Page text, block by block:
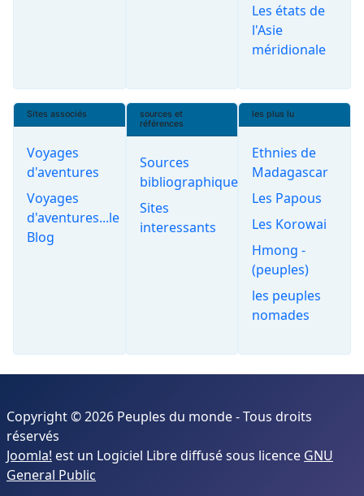
Les états de
l'Asie
méridionale
Sites associés
Voyages
d'aventures
Voyages
d'aventures...le
Blog
sources et
références
Sources
bibliographiques
Sites
interessants
les plus lu
Ethnies de
Madagascar
Les Papous
Les Korowai
Hmong -
(peuples)
les peuples
nomades
Copyright © 2026 Peuples du monde - Tous droits
réservés
Joomla! est un Logiciel Libre diffusé sous licence GNU
General Public